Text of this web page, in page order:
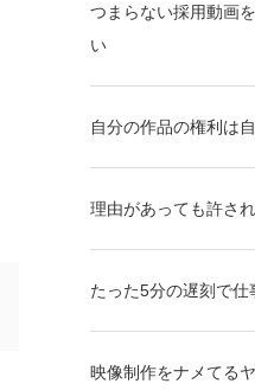
つまらない採用動画
い
自分の作品の権利は
理由があっても許さ
たった5分の遅刻で仕
映像制作をナメてる